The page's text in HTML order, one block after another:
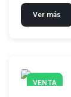
Ver más
VENTA